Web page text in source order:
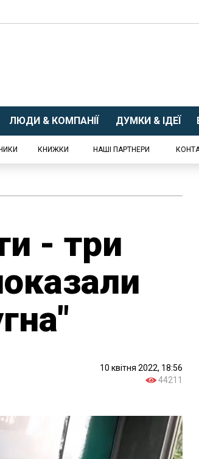
ЛЮДИ & КОМПАНІЇ ДУМКИ & ІДЕЇ
КНИЖКИ НАШІ ПАРТНЕРИ
- три
10 квітня 2022, 18:56
44211